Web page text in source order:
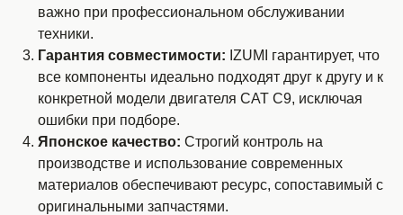
важно при профессиональном обслуживании
техники.
Гарантия совместимости: IZUMI гарантирует, что
все компоненты идеально подходят друг к другу и к
конкретной модели двигателя CAT C9, исключая
ошибки при подборе.
Японское качество: Строгий контроль на
производстве и использование современных
материалов обеспечивают ресурс, сопоставимый с
оригинальными запчастями.